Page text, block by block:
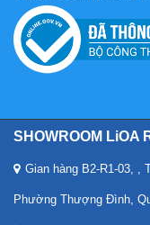
SHOWROOM LiOA
Gian hàng B2-R1-03, ,
Phường Thượng Đình,